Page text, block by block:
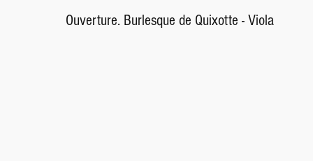
Ouverture. Burlesque de Quixotte - Viola